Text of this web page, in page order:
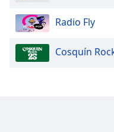
Opacity
Caption
Radio Fly
Cosquín